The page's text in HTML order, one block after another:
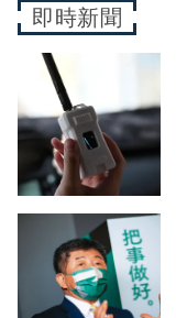
即時新聞